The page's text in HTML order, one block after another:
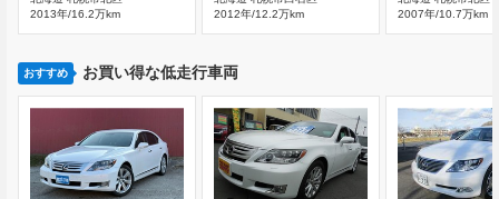
2013年/16.2万km
2012年/12.2万km
2007年/10.7万km
おすすめ お買い得な低走行車両